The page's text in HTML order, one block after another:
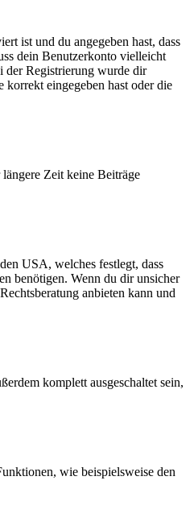
ist und du angegeben hast, dass
dein Benutzerkonto vielleicht
der Registrierung wurde dir
eingegeben hast oder die
Zeit keine Beiträge
USA, welches festlegt, dass
benötigen. Wenn du dir unsicher
anbieten kann und
komplett ausgeschaltet sein,
wie beispielsweise den